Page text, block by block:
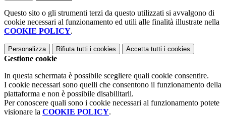
Questo sito o gli strumenti terzi da questo utilizzati si avvalgono di
cookie necessari al funzionamento ed utili alle finalità illustrate nella
COOKIE POLICY.
Personalizza Rifiuta tutti i cookies Accetta tutti i cookies
Gestione cookie
In questa schermata è possibile scegliere quali cookie consentire.
I cookie necessari sono quelli che consentono il funzionamento della
piattaforma e non è possibile disabilitarli.
Per conoscere quali sono i cookie necessari al funzionamento potete
visionare la COOKIE POLICY.